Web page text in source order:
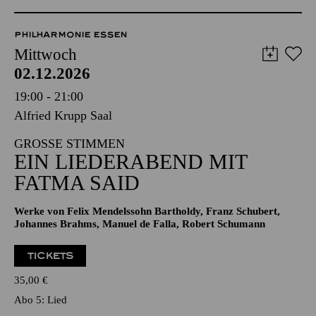
kulturvermittlung@tup-online.de
PHILHARMONIE ESSEN
Mittwoch
02.12.2026
19:00 - 21:00
Alfried Krupp Saal
GROSSE STIMMEN
EIN LIEDERABEND MIT
FATMA SAID
Werke von Felix Mendelssohn Bartholdy, Franz Schubert,
Johannes Brahms, Manuel de Falla, Robert Schumann
TICKETS